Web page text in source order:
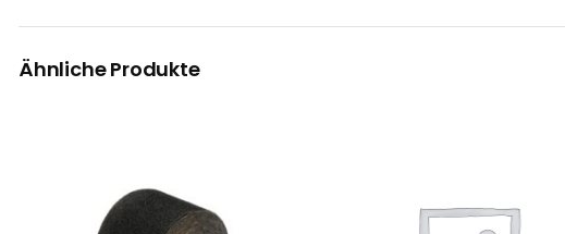
Ähnliche Produkte